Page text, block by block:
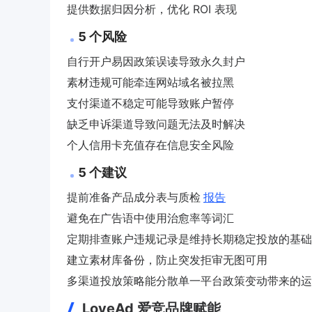
提供数据归因分析，优化 ROI 表现
5 个风险
自行开户易因政策误读导致永久封户
素材违规可能牵连网站域名被拉黑
支付渠道不稳定可能导致账户暂停
缺乏申诉渠道导致问题无法及时解决
个人信用卡充值存在信息安全风险
5 个建议
提前准备产品成分表与质检 报告
避免在广告语中使用治愈率等词汇
定期排查账户违规记录是维持长期稳定投放的基
建立素材库备份，防止突发拒审无图可用
多渠道投放策略能分散单一平台政策变动带来的
LoveAd 爱竞品牌赋能